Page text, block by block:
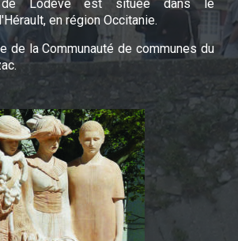
de Lodève est située dans le
en région Occitanie.
de la Communauté de communes du